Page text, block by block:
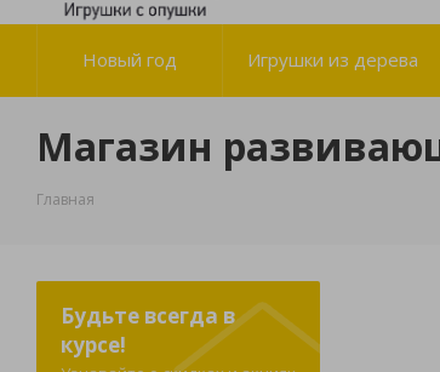
Новый год Игрушки из дерева
Магазин
Главная
Будьте всегда в
курсе!